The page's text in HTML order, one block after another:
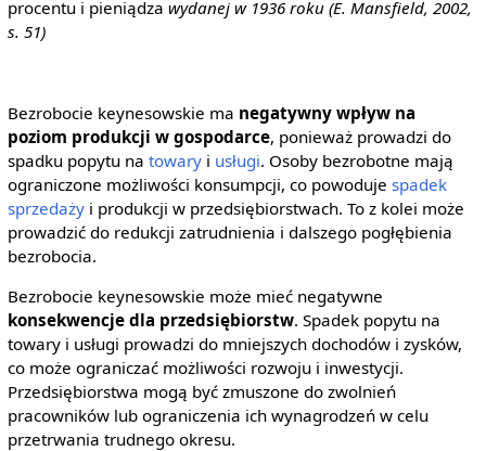
procentu i pieniądza wydanej w 1936 roku (E. Mansfield, 2002,
s. 51)
Bezrobocie keynesowskie ma negatywny wpływ na
poziom produkcji w gospodarce, ponieważ prowadzi do
spadku popytu na towaryi usługi. Osoby bezrobotne mają
ograniczone możliwości konsumpcji, co powoduje spadek
sprzedażyi produkcji w przedsiębiorstwach. To z kolei może
prowadzić do redukcji zatrudnienia i dalszego pogłębienia
bezrobocia.
Bezrobocie keynesowskie może mieć negatywne
konsekwencje dla przedsiębiorstw. Spadek popytu na
towary i usługi prowadzi do mniejszych dochodów i zysków,
co może ograniczać możliwości rozwoju i inwestycji.
Przedsiębiorstwa mogą być zmuszone do zwolnień
pracowników lub ograniczenia ich wynagrodzeń w celu
przetrwania trudnego okresu.